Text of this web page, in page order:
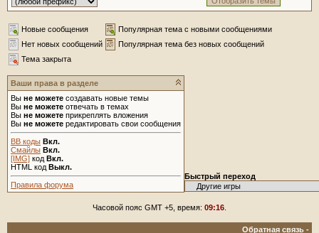
Новые сообщения
Популярная тема с новыми сообщениями
Нет новых сообщений
Популярная тема без новых сообщений
Тема закрыта
Ваши права в разделе
Вы не можете создавать новые темы
Вы не можете отвечать в темах
Вы не можете прикреплять вложения
Вы не можете редактировать свои сообщения
BB коды Вкл.
Смайлы Вкл.
[IMG] код Вкл.
HTML код Выкл.
Правила форума
Быстрый переход
Часовой пояс GMT +5, время: 09:16
Обратная связь -